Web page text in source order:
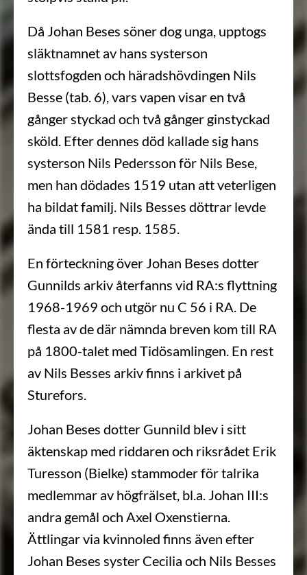
Då Johan Beses söner dog unga, upptogs
släktnamnet av hans systerson
slottsfogden och häradshövdingen Nils
Besse (tab. 6), vars vapen visar en två
gånger styckad och två gånger ginstyckad
sköld. Efter dennes död kallade sig hans
systerson Nils Pedersson för Nils Bese,
men han dödades 1519 utan att veterligen
ha bildat familj. Nils Besses döttrar levde
ända till 1581 resp. 1585.
En förteckning över Johan Beses dotter
Gunnilds arkiv återfanns vid RA:s flyttning
1968-1969 och utgör nu C 56 i RA. De
flesta av de där nämnda breven kom till RA
på 1800-talet med Tidösamlingen. En rest
av Nils Besses arkiv finns i arkivet på
Sturefors.
Johan Beses dotter Gunnild blev i sitt
äktenskap med riddaren och riksrådet Erik
Turesson (Bielke) stammoder för talrika
medlemmar av högfrälset, bl.a. Johan III:s
andra gemål och Axel Oxenstierna.
Ättlingar via kvinnoled finns även efter
Johan Beses syster Cecilia och Nils Besses